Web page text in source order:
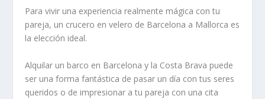
Para vivir una experiencia realmente mágica con tu
pareja, un crucero en velero de Barcelona a Mallorca es
la elección ideal.
Alquilar un barco en Barcelona y la Costa Brava puede
ser una forma fantástica de pasar un día con tus seres
queridos o de impresionar a tu pareja con una cita